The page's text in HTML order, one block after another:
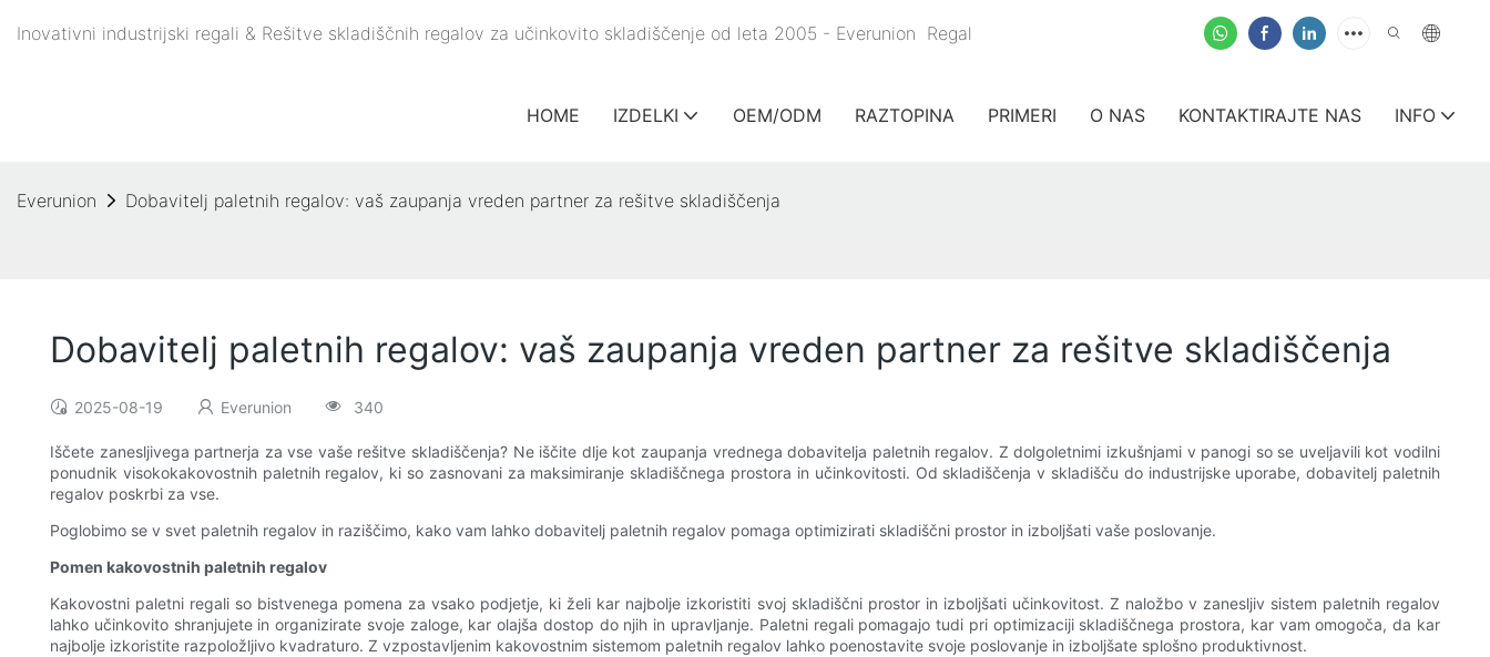
Inovativni industrijski regali & Rešitve skladiščnih regalov za učinkovito skladiščenje od leta 2005 - Everunion Regal
HOME IZDELKI OEM/ODM RAZTOPINA PRIMERI O NAS KONTAKTIRAJTE NAS INFO
Everunion Dobavitelj paletnih regalov: vaš zaupanja vreden partner za rešitve skladiščenja
Dobavitelj paletnih regalov: vaš zaupanja vreden partner za rešitve skladiščenja
2025-08-19 Everunion 340
Iščete zanesljivega partnerja za vse vaše rešitve skladiščenja? Ne iščite dlje kot zaupanja vrednega dobavitelja paletnih regalov. Z dolgoletnimi izkušnjami v panogi so se uveljavili kot vodilni
ponudnik visokokakovostnih paletnih regalov, ki so zasnovani za maksimiranje skladiščnega prostora in učinkovitosti. Od skladiščenja v skladišču do industrijske uporabe, dobavitelj paletnih
regalov poskrbi za vse.
Poglobimo se v svet paletnih regalov in raziščimo, kako vam lahko dobavitelj paletnih regalov pomaga optimizirati skladiščni prostor in izboljšati vaše poslovanje.
Pomen kakovostnih paletnih regalov
Kakovostni paletni regali so bistvenega pomena za vsako podjetje, ki želi kar najbolje izkoristiti svoj skladiščni prostor in izboljšati učinkovitost. Z naložbo v zanesljiv sistem paletnih regalov
lahko učinkovito shranjujete in organizirate svoje zaloge, kar olajša dostop do njih in upravljanje. Paletni regali pomagajo tudi pri optimizaciji skladiščnega prostora, kar vam omogoča, da kar
najbolje izkoristite razpoložljivo kvadraturo. Z vzpostavljenim kakovostnim sistemom paletnih regalov lahko poenostavite svoje poslovanje in izboljšate splošno produktivnost.